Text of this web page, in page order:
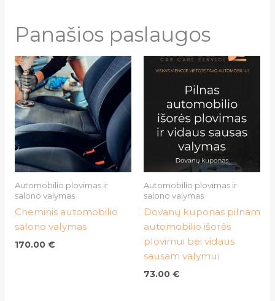
Panašios paslaugos
Automobilio plovimas ir
salono valymas
Cheminis automobilio
salono valymas
170.00 €
Automobilio plovimas ir
salono valymas
Dovanų kuponas pilnam
automobilio išorės
plovimui bei vidaus
sausam valymui
73.00 €